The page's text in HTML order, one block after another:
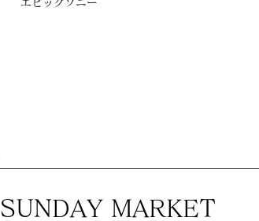
エピックソニー
SUNDAY MARKET